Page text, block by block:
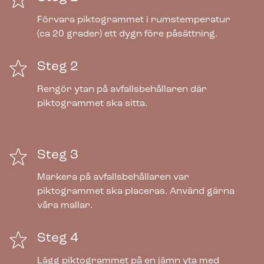
Förvara piktogrammet i rumstemperatur
(ca 20 grader) ett dygn före påsättning.
Steg 2
Rengör ytan på avfallsbehållaren där
piktogrammet ska sitta.
Steg 3
Markera på avfallsbehållaren var
piktogrammet ska placeras. Använd gärna
våra mallar.
Steg 4
Lägg piktogrammet på en jämn yta med